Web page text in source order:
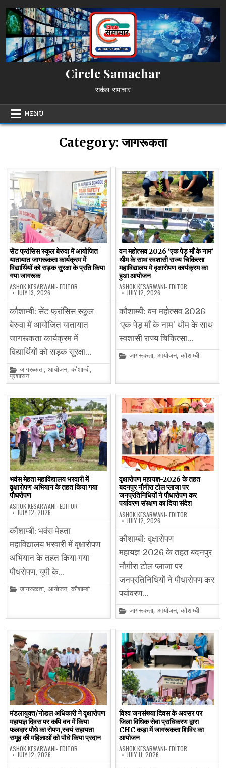
to
content
Circle Samachar
सर्कल समाचार
MENU
Category:जागरूकता
सेंट फ्रांसिस स्कूल बेरुवा में आयोजित
यातायात जागरूकता कार्यक्रम में
विद्यार्थियों को सड़क सुरक्षा के प्रति किया
गया जागरूक
ASHOK KESARWANI- EDITOR
JULY 13, 2026
कौशाम्बी: सेंट फ्रांसिस स्कूल
बेरुवा में आयोजित यातायात
जागरूकता कार्यक्रम में
विद्यार्थियों को सड़क सुरक्षा…
Posted
in
जागरूकता,आयोजन,कौशाम्बी,
प्रशासन
वन महोत्सव 2026 ‘एक पेड़ माँ के नाम’
थीम के साथ स्वशासी राज्य चिकित्सा
महाविद्यालय मे वृक्षारोपण कार्यक्रम का
हुआ आयोजन
ASHOK KESARWANI- EDITOR
JULY 12, 2026
कौशाम्बी: वन महोत्सव 2026
‘एक पेड़ माँ के नाम’ थीम के साथ
स्वशासी राज्य चिकित्सा…
Posted
जागरूकता,आयोजन,कौशाम्बी
भवंस मेहता महाविद्यालय भरवारी में
वृक्षारोपण अभियान के तहत किया गया
पौधरोपण
ASHOK KESARWANI- EDITOR
JULY 12, 2026
कौशाम्बी: भवंस मेहता
महाविद्यालय भरवारी में वृक्षारोपण
अभियान के तहत किया गया
पौधरोपण, यूपी के…
Posted
जागरूकता,आयोजन,कौशाम्बी
वृक्षारोपण महायज्ञ-2026 के तहत
बदनपुर नौगीरा टोल प्लाजा पर
जनप्रतिनिधियों ने पौधारोपण कर
पर्यावरण संरक्षण का दिया संदेश
ASHOK KESARWANI- EDITOR
JULY 12, 2026
कौशाम्बी: वृक्षारोपण
महायज्ञ-2026 के तहत बदनपुर
नौगीरा टोल प्लाजा पर
जनप्रतिनिधियों ने पौधारोपण कर
पर्यावरण…
Posted
in
जागरूकता,आयोजन,कौशाम्बी
मंडलायुक्त/नोडल अधिकारी ने वृक्षारोपण
महायज्ञ दिवस पर कपि वन में किया
फलदार पौधे का रोपण,स्वयं सहायता
समूह की महिलाओं को पौधे किया प्रदान
ASHOK KESARWANI- EDITOR
JULY 12, 2026
विश्व जनसंख्या दिवस के अवसर पर
जिला विधिक सेवा प्राधिकरण द्वारा
CHC कड़ा में जागरूकता शिविर का
आयोजन
ASHOK KESARWANI- EDITOR
JULY 11, 2026